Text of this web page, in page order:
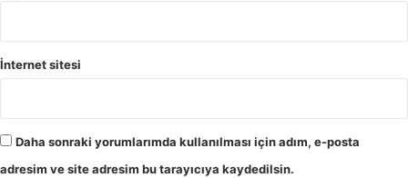
İnternet sitesi
Daha sonraki yorumlarımda kullanılması için adım, e-posta
adresim ve site adresim bu tarayıcıya kaydedilsin.